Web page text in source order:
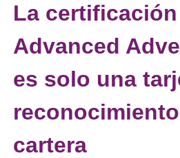
La certificación
Advanced
es solo una
cartera